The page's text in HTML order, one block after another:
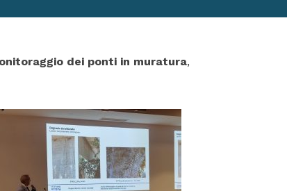
dei ponti in muratura,